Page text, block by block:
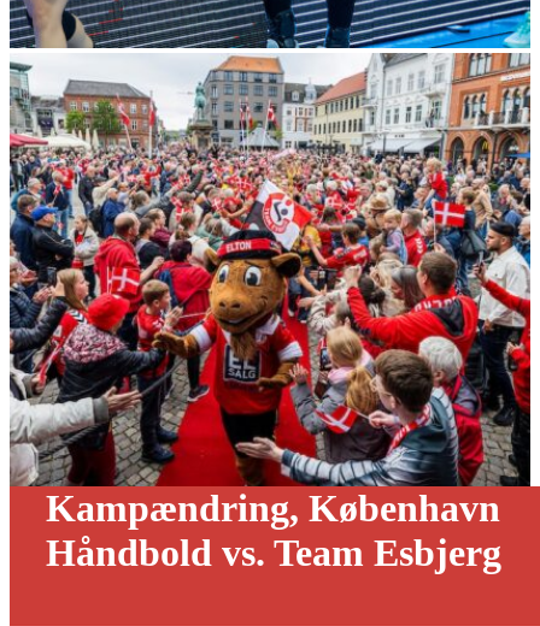
Kampændring, København
Håndbold vs. Team Esbjerg